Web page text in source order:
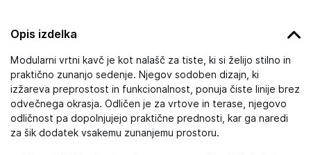
Opis izdelka
Modularni vrtni kavč je kot nalašč za tiste, ki si želijo stilno in
praktično zunanjo sedenje. Njegov sodoben dizajn, ki
izžareva preprostost in funkcionalnost, ponuja čiste linije brez
odvečnega okrasja. Odličen je za vrtove in terase, njegovo
odličnost pa dopolnjujejo praktične prednosti, kar ga naredi
za šik dodatek vsakemu zunanjemu prostoru.